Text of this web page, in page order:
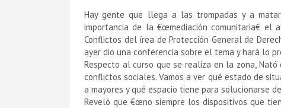
Hay gente que llega a las trompadas y a
importancia de la €œmediación comunitaria€ el
Conflictos del írea de Protección General de
ayer dio una conferencia sobre el tema y hará lo
Respecto al curso que se realiza en la zona,
conflictos sociales. Vamos a ver qué estado de
a mayores y qué espacio tiene para solucionarse
Reveló que €œno siempre los dispositivos que